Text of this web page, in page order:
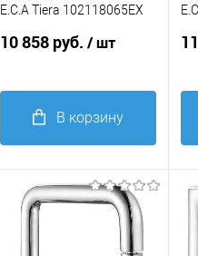
E.C.A Tiera 102118065EX
10 858 руб./ шт
В корзину
Купить в 1
Сравнение
В